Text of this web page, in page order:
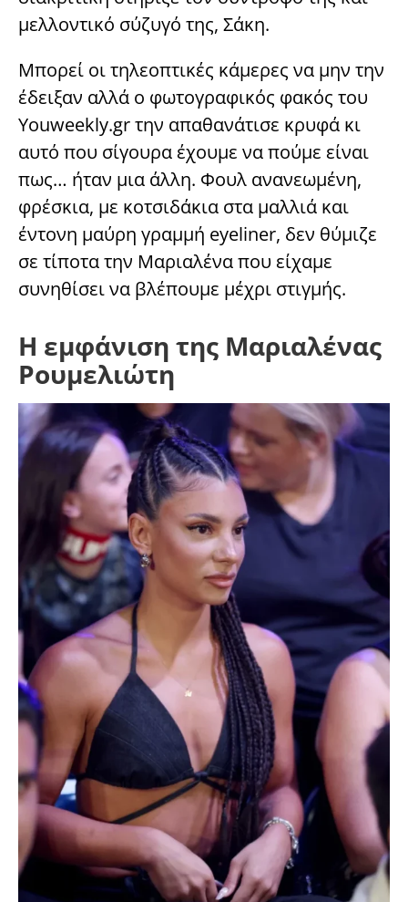
μελλοντικό σύζυγό της, Σάκη.
Μπορεί οι τηλεοπτικές κάμερες να μην την
έδειξαν αλλά ο φωτογραφικός φακός του
Youweekly.gr την απαθανάτισε κρυφά κι
αυτό που σίγουρα έχουμε να πούμε είναι
πως… ήταν μια άλλη. Φουλ ανανεωμένη,
φρέσκια, με κοτσιδάκια στα μαλλιά και
έντονη μαύρη γραμμή eyeliner, δεν θύμιζε
σε τίποτα την Μαριαλένα που είχαμε
συνηθίσει να βλέπουμε μέχρι στιγμής.
Η εμφάνιση της Μαριαλένας
Ρουμελιώτη